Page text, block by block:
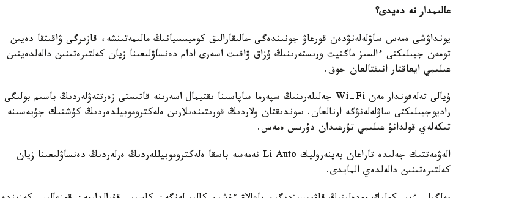
عالىمدار نە دەيدى؟
يونداۋشى ەمەس ساۋلەلەنۋدەن قورعاۋ جونىندەگى حالىقارالىق كوميسسيانىڭ مالىمەتىنشە، قازىرگى ۋاقىتقا دەيىن
تومەن جيىلىكتى ءالسىز ماگنيت ورىستەرىنىڭ ۇزاق ۋاقىت اسەرى ادام دەنساۋلىعىنا زيان كەلتىرەتىنىن دالەلدەيتىن
عىلىمي ايعاقتار انىقتالعان جوق.
ۇيالى تەلەفوندار مەن Wi-Fi جەلىلەرىنىڭ سپەرما ساپاسىنا ىقتيمال اسەرىنە قاتىستى زەرتتەۋلەردىڭ باسىم بولىگى
راديوجيىلىكتى ساۋلەلەنۋگە ارنالعان. سوندىقتان ولاردىڭ قورىتىندىلارىن ەلەكتروموبيلدەردىڭ كۇشتىك جۇيەسىنە
تىكەلەي قولدانۋ عىلىمي تۇرعىدان دۇرىس ەمەس.
الەۋمەتتىك جەلىدە تاراعان بەينەروليك Li Auto نەمەسە باسقا ەلەكتروموبيللەردىڭ ەرلەردىڭ دەنساۋلىعىنا زيان
كەلتىرەتىنىن دالەلدەي المايدى.